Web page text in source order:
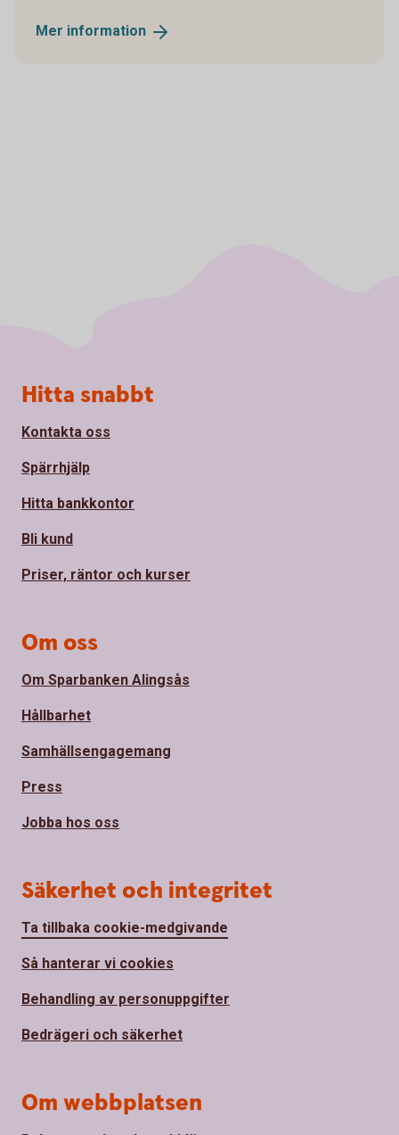
Mer information
Sidfot
Hitta snabbt
Kontakta oss
Spärrhjälp
Hitta bankkontor
Bli kund
Priser, räntor och kurser
Om oss
Om Sparbanken Alingsås
Hållbarhet
Samhällsengagemang
Press
Jobba hos oss
Säkerhet och integritet
Ta tillbaka cookie-medgivande
Så hanterar vi cookies
Behandling av personuppgifter
Bedrägeri och säkerhet
Om webbplatsen